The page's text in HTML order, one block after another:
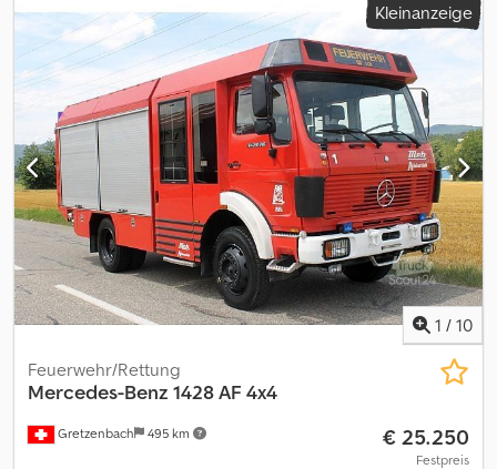
Kleinanzeige
1 / 10
Gretzenbach 495 km
Feuerwehr/Rettung
Mercedes-Benz 1428 AF 4x4
€ 25.250
Festpreis